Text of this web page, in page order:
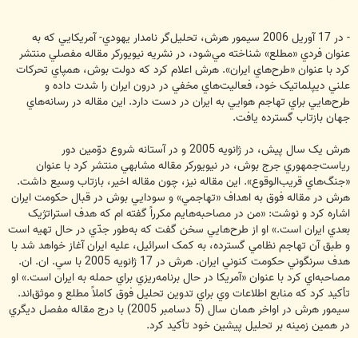
- در 17 آوريل 2006 سيمور هرش، تحليل‌گر نامدار يهودي- آمريکايي که به
عنوان فردي «مطلع» شناخته مي‌شود، در نشريه نيويورکر مقاله مفصلي منتشر
کرد با عنوان «طرح‌هاي ايران». هرش اعلام کرد که دولت بوش، همپاي تحرکات
علني ديپلماتيک خود، فعاليت‌هاي مخفي در درون ايران را شدت داده و
طرح‌هايي براي تهاجم هوايي به ايران در دست دارد. اين مقاله در رسانه‌هاي
جهان بازتاب گسترده يافت.
هرش يک سال پيش، در ژانويه 2005 و در آستانه شروع دوّمين دور
رياست‌جمهوري جرج بوش، در نيويورکر مقاله مشابهي منتشر کرد با عنوان
«جنگ‌هاي قريب‌الوقوع». اين مقاله نيز، چون مقاله اخير، بازتاب وسيع داشت.
هرش در مقاله فوق به اهداف «تهاجمي» و سودايي بوش در قبال حکومت ايران
اشاره کرد و نوشت: «من در مصاحبه‌هايم مکرراً گفته ‎ام که هدف استراتژيک
بعدي ايران است.» او از طرح‌هايي سخن گفت که به‌طور جدّي در حال تهيه است
و طبق آن تهاجم نظامي گسترده، به کمک اسرائيل، عليه ايران آغاز خواهد شد با
هدف سرنگوني حکومت کنوني ايران. هرش در 17 ژانويه 2005 با سي. ان. ان.
مصاحبه‌اي کرد با عنوان «آمريکا در حال برنامه‌ريزي براي حمله به ايران است.» او
تأکيد کرد که منابع اطلاعات وي براي تدوين تحليل فوق کاملاً مطلع و موثق‌اند.
سيمور هرش در اواخر همان سال (5 دسامبر 2005) با درج مقاله مفصل ديگري
در همين زمينه بر تحليل پيشين خود تأکيد کرد.